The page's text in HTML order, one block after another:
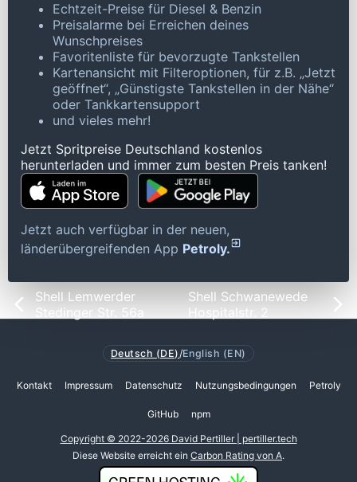
Echtzeit-Preise für Diesel & Benzin
Preisalarme bei Erreichen deines
Wunschpreises
Favoritenliste für bevorzugte Tankstellen
Kartenansicht mit Filteroptionen, für z.B. „Jetzt
geöffnet“, „Günstigste Tankstellen in der Nähe“
oder Tankkartensupport
und vieles mehr!
Jetzt Spritpreise Deutschland kostenlos
herunterladen und immer zum besten Preis tanken!
Jetzt auch verfügbar in der neuen,
länderübergreifenden App Petroly.
Shell Lemwerder
Stedinger Str. 56a
Shell Schwanewede
Hospitalstr. 2
Deutsch (DE) /English (EN)
Kontakt Impressum Datenschutz Nutzungsbedingungen Petroly
GitHub npm
Copyright © 2022-2026 David Pertiller | pertiller.tech
Diese Website erreicht ein Carbon Rating von A.